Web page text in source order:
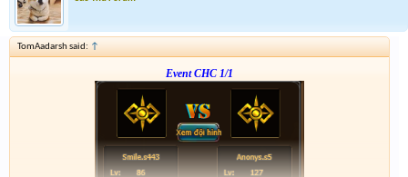
TomAadarsh said: ↑
Event CHC 1/1